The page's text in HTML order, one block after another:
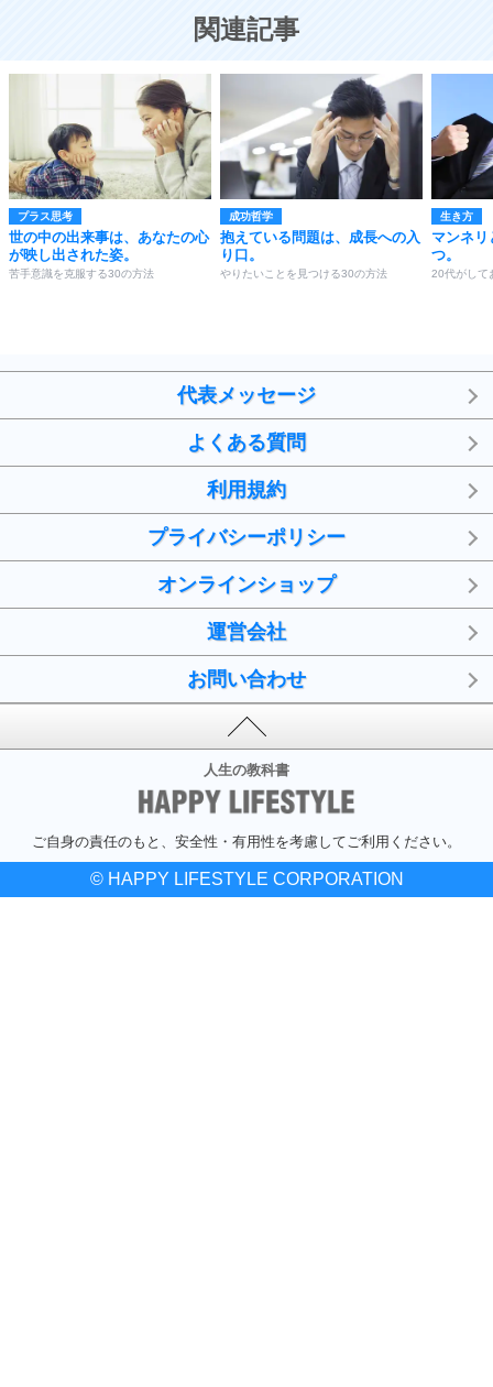
関連記事
プラス思考
世の中の出来事は、あなたの心
が映し出された姿。
苦手意識を克服する30の方法
成功哲学
抱えている問題は、成長への入
り口。
やりたいことを見つける30の方法
生き方
マンネリ
つ。
20代がして
代表メッセージ
よくある質問
利用規約
プライバシーポリシー
オンラインショップ
運営会社
お問い合わせ
人生の教科書
ご自身の責任のもと、安全性・有用性を考慮してご利用ください。
© HAPPY LIFESTYLE CORPORATION